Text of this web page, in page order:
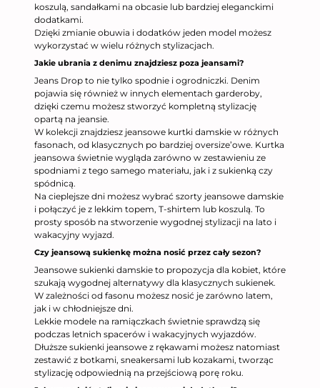
koszulą, sandałkami na obcasie lub bardziej eleganckimi
dodatkami.
Dzięki zmianie obuwia i dodatków jeden model możesz
wykorzystać w wielu różnych stylizacjach.
Jakie ubrania z denimu znajdziesz poza jeansami?
Jeans Drop to nie tylko spodnie i ogrodniczki. Denim
pojawia się również w innych elementach garderoby,
dzięki czemu możesz stworzyć kompletną stylizację
opartą na jeansie.
W kolekcji znajdziesz jeansowe kurtki damskie w różnych
fasonach, od klasycznych po bardziej oversize’owe. Kurtka
jeansowa świetnie wygląda zarówno w zestawieniu ze
spodniami z tego samego materiału, jak i z sukienką czy
spódnicą.
Na cieplejsze dni możesz wybrać szorty jeansowe damskie
i połączyć je z lekkim topem, T-shirtem lub koszulą. To
prosty sposób na stworzenie wygodnej stylizacji na lato i
wakacyjny wyjazd.
Czy jeansową sukienkę można nosić przez cały sezon?
Jeansowe sukienki damskie to propozycja dla kobiet, które
szukają wygodnej alternatywy dla klasycznych sukienek.
W zależności od fasonu możesz nosić je zarówno latem,
jak i w chłodniejsze dni.
Lekkie modele na ramiączkach świetnie sprawdzą się
podczas letnich spacerów i wakacyjnych wyjazdów.
Dłuższe sukienki jeansowe z rękawami możesz natomiast
zestawić z botkami, sneakersami lub kozakami, tworząc
stylizację odpowiednią na przejściową porę roku.